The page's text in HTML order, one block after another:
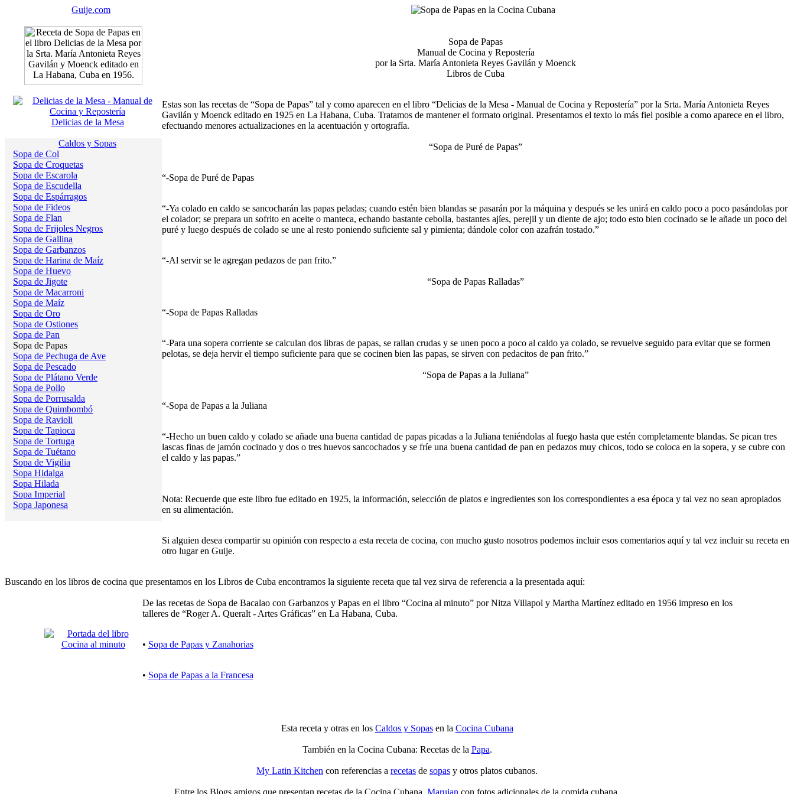
Guije.com
Delicias de la Mesa
Caldos y Sopas
Sopa de Col
Sopa de Croquetas
Sopa de Escarola
Sopa de Escudella
Sopa de Espárragos
Sopa de Fideos
Sopa de Flan
Sopa de Frijoles Negros
Sopa de Gallina
Sopa de Garbanzos
Sopa de Harina de Maíz
Sopa de Huevo
Sopa de Jigote
Sopa de Macarroni
Sopa de Maíz
Sopa de Oro
Sopa de Ostiones
Sopa de Pan
Sopa de Papas
Sopa de Pechuga de Ave
Sopa de Pescado
Sopa de Plátano Verde
Sopa de Pollo
Sopa de Porrusalda
Sopa de Quimbombó
Sopa de Ravioli
Sopa de Tapioca
Sopa de Tortuga
Sopa de Tuétano
Sopa de Vigilia
Sopa Hidalga
Sopa Hilada
Sopa Imperial
Sopa Japonesa
Sopa de Papas
Manual de Cocina y Repostería
por la Srta. María Antonieta Reyes Gavilán y Moenck
Libros de Cuba
Estas son las recetas de “Sopa de Papas” tal y como aparecen en el libro “Delicias de la Mesa - Manual de Cocina y Repostería” por la Srta. María Antonieta Reyes
Gavilán y Moenck editado en 1925 en La Habana, Cuba. Tratamos de mantener el formato original. Presentamos el texto lo más fiel posible a como aparece en el libro,
efectuando menores actualizaciones en la acentuación y ortografía.
“Sopa de Puré de Papas”
“-Sopa de Puré de Papas
“-Ya colado en caldo se sancocharán las papas peladas; cuando estén bien blandas se pasarán por la máquina y después se les unirá en caldo poco a poco pasándolas por
el colador; se prepara un sofrito en aceite o manteca, echando bastante cebolla, bastantes ajíes, perejil y un diente de ajo; todo esto bien cocinado se le añade un poco del
puré y luego después de colado se une al resto poniendo suficiente sal y pimienta; dándole color con azafrán tostado.”
“-Al servir se le agregan pedazos de pan frito.”
“Sopa de Papas Ralladas”
“-Sopa de Papas Ralladas
“-Para una sopera corriente se calculan dos libras de papas, se rallan crudas y se unen poco a poco al caldo ya colado, se revuelve seguido para evitar que se formen
pelotas, se deja hervir el tiempo suficiente para que se cocinen bien las papas, se sirven con pedacitos de pan frito.”
“Sopa de Papas a la Juliana”
“-Sopa de Papas a la Juliana
“-Hecho un buen caldo y colado se añade una buena cantidad de papas picadas a la Juliana teniéndolas al fuego hasta que estén completamente blandas. Se pican tres
lascas finas de jamón cocinado y dos o tres huevos sancochados y se fríe una buena cantidad de pan en pedazos muy chicos, todo se coloca en la sopera, y se cubre con
el caldo y las papas.”
Nota: Recuerde que este libro fue editado en 1925, la información, selección de platos e ingredientes son los correspondientes a esa época y tal vez no sean apropiados
en su alimentación.
Si alguien desea compartir su opinión con respecto a esta receta de cocina, con mucho gusto nosotros podemos incluir esos comentarios aquí y tal vez incluir su receta en
otro lugar en Guije.
Buscando en los libros de cocina que presentamos en los Libros de Cuba encontramos la siguiente receta que tal vez sirva de referencia a la presentada aquí:
De las recetas de Sopa de Bacalao con Garbanzos y Papas en el libro “Cocina al minuto” por Nitza Villapol y Martha Martínez editado en 1956 impreso en los
talleres de “Roger A. Queralt - Artes Gráficas” en La Habana, Cuba.
• Sopa de Papas y Zanahorias
• Sopa de Papas a la Francesa
Esta receta y otras en los Caldos y Sopasen la Cocina Cubana
También en la Cocina Cubana: Recetas de la Papa.
My Latin Kitchen con referencias a recetas de sopas y otros platos cubanos.
Entre los Blogs amigos que presentan recetas de la Cocina Cubana, Marujan con fotos adicionales de la comida cubana.